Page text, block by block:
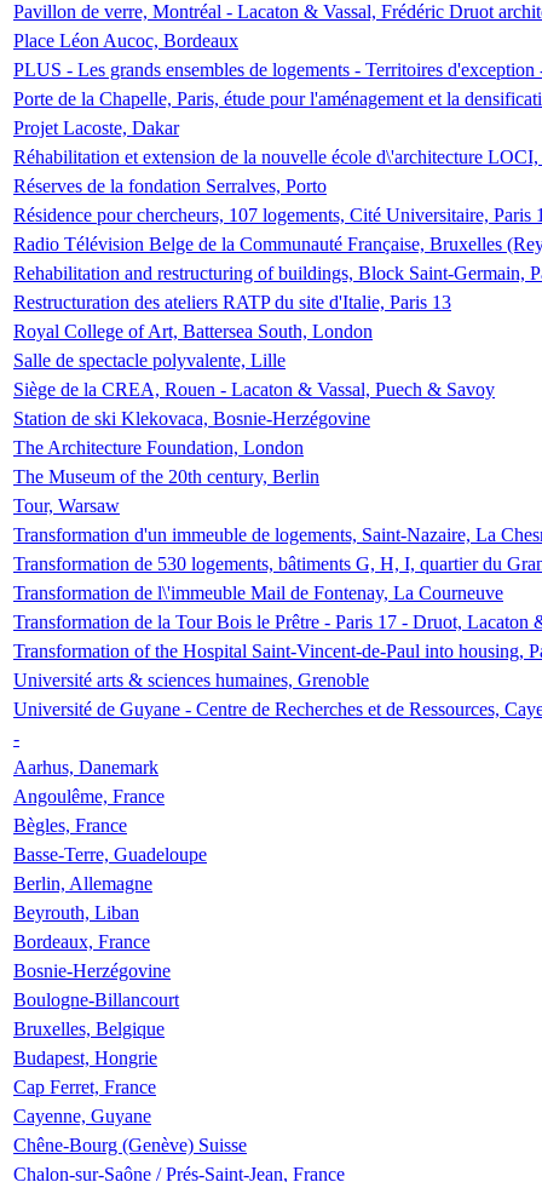
Pavillon de verre, Montréal - Lacaton & Vassal, Frédéric Druot
Place Léon Aucoc, Bordeaux
PLUS - Les grands ensembles de logements - Territoires
Porte de la Chapelle, Paris, étude pour l'aménagement et la
Projet Lacoste, Dakar
Réhabilitation et extension de la nouvelle école d\'architecture
Réserves de la fondation Serralves, Porto
Résidence pour chercheurs, 107 logements, Cité Universitaire, Paris
Radio Télévision Belge de la Communauté Française, Bruxelles
Rehabilitation and restructuring of buildings, Block Saint-Germain,
Restructuration des ateliers RATP du site d'Italie, Paris 13
Royal College of Art, Battersea South, London
Salle de spectacle polyvalente, Lille
Siège de la CREA, Rouen - Lacaton & Vassal, Puech & Savoy
Station de ski Klekovaca, Bosnie-Herzégovine
The Architecture Foundation, London
The Museum of the 20th century, Berlin
Tour, Warsaw
Transformation d'un immeuble de logements, Saint-Nazaire, La
Transformation de 530 logements, bâtiments G, H, I, quartier du
Transformation de l\'immeuble Mail de Fontenay, La Courneuve
Transformation de la Tour Bois le Prêtre - Paris 17 - Druot, Lacaton
Transformation of the Hospital Saint-Vincent-de-Paul into housing,
Université arts & sciences humaines, Grenoble
Université de Guyane - Centre de Recherches et de Ressources,
-
Aarhus, Danemark
Angoulême, France
Bègles, France
Basse-Terre, Guadeloupe
Berlin, Allemagne
Beyrouth, Liban
Bordeaux, France
Bosnie-Herzégovine
Boulogne-Billancourt
Bruxelles, Belgique
Budapest, Hongrie
Cap Ferret, France
Cayenne, Guyane
Chêne-Bourg (Genève) Suisse
Chalon-sur-Saône / Prés-Saint-Jean, France